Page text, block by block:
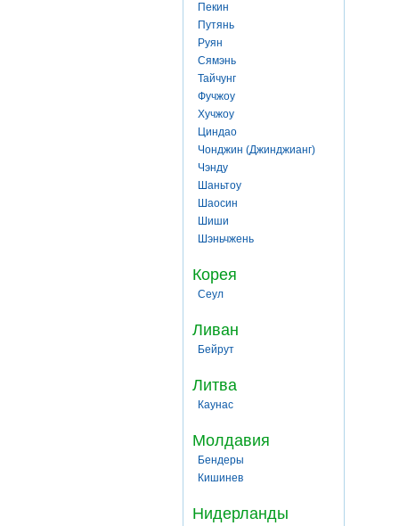
Пекин
Путянь
Руян
Сямэнь
Тайчунг
Фучжоу
Хучжоу
Циндао
Чонджин (Джинджианг)
Чэнду
Шаньтоу
Шаосин
Шиши
Шэньчжень
Корея
Сеул
Ливан
Бейрут
Литва
Каунас
Молдавия
Бендеры
Кишинев
Нидерланды